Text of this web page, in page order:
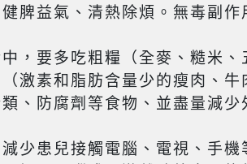
脾益氣、清熱除煩。無毒副作
，要多吃粗糧（全麥、糙米
激素和脂肪含量少的瘦肉、
、防腐劑等食物、並盡量減少
少患兒接觸電腦、電視、手